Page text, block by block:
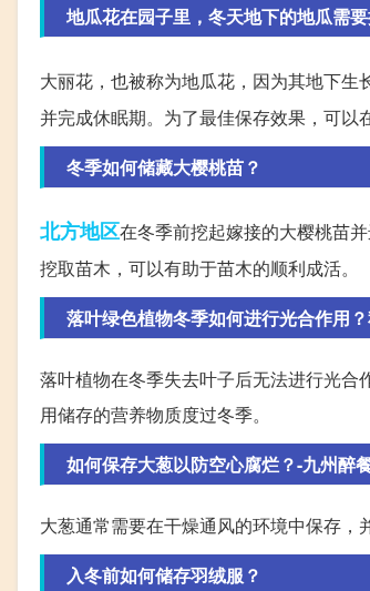
地瓜花在园子里，冬天地下的地瓜需
大丽花，也被称为地瓜花，因为其地下生
并完成休眠期。为了最佳保存效果，可以
冬季如何储藏大樱桃苗？
北方地区在冬季前挖起嫁接的大樱桃苗
挖取苗木，可以有助于苗木的顺利成活。
落叶绿色植物冬季如何进行光合作用
落叶植物在冬季失去叶子后无法进行光
用储存的营养物质度过冬季。
如何保存大葱以防空心腐烂？-九州醉
大葱通常需要在干燥通风的环境中保存，
入冬前如何储存羽绒服？